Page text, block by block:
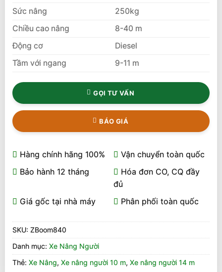
Sức nâng
250kg
Chiều cao nâng
8-40 m
Động cơ
Diesel
Tầm với ngang
9-11 m
GỌI TƯ VẤN
BÁO GIÁ
Hàng chính hãng 100%
Vận chuyển toàn quốc
Bảo hành 12 tháng
Hóa đơn CO, CQ đầy
đủ
Giá gốc tại nhà máy
Phân phối toàn quốc
SKU: ZBoom840
Danh mục: Xe Nâng Người
Thẻ: Xe Nâng, Xe nâng người 10 m, Xe nâng người 14 m